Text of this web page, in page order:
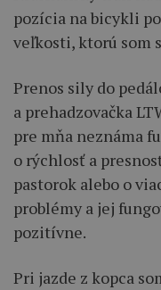
pozícia na bicykli
veľkosti, ktorú som
Prenos sily do
a prehadzovačka
pre mňa neznáma
o rýchlosť a
pastorok alebo o
problémy a jej
pozitívne.
Pri jazde z kopca